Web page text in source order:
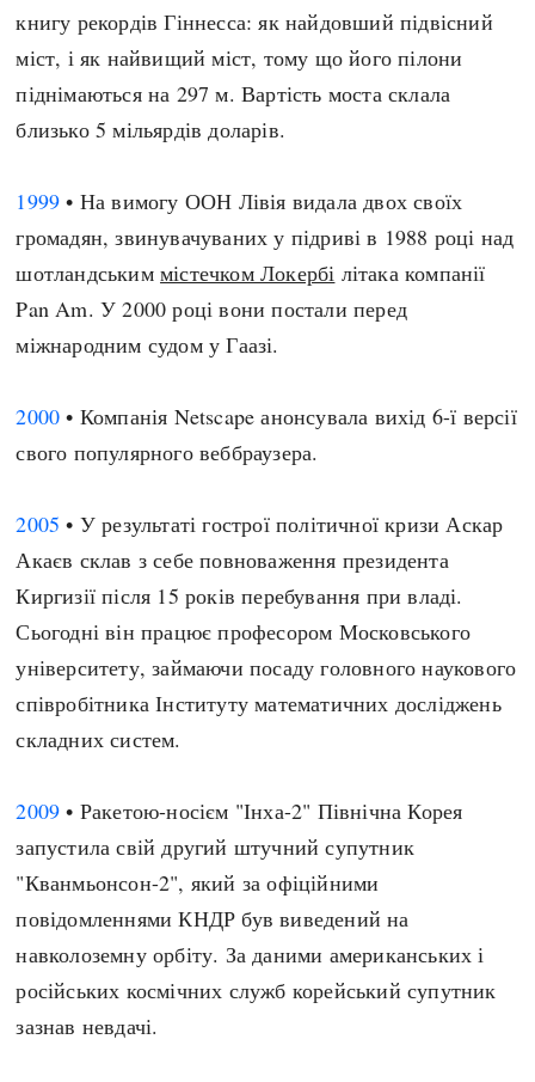
книгу рекордів Гіннесса: як найдовший підвісний
міст, і як найвищий міст, тому що його пілони
піднімаються на 297 м. Вартість моста склала
близько 5 мільярдів доларів.
1999 • На вимогу ООН Лівія видала двох своїх
громадян, звинувачуваних у підриві в 1988 році над
шотландськиммістечком Локербі літака компанії
Pan Am. У 2000 році вони постали перед
міжнародним судом у Гаазі.
2000 • Компанія Netscape анонсувала вихід 6-ї версії
свого популярного веббраузера.
2005 • У результаті гострої політичної кризи Аскар
Акаєв склав з себе повноваження президента
Киргизії після 15 років перебування при владі.
Сьогодні він працює професором Московського
університету, займаючи посаду головного наукового
співробітника Інституту математичних досліджень
складних систем.
2009 • Ракетою-носієм "Інха-2" Північна Корея
запустила свій другий штучний супутник
"Кванмьонсон-2", який за офіційними
повідомленнями КНДР був виведений на
навколоземну орбіту. За даними американських і
російських космічних служб корейський супутник
зазнав невдачі.